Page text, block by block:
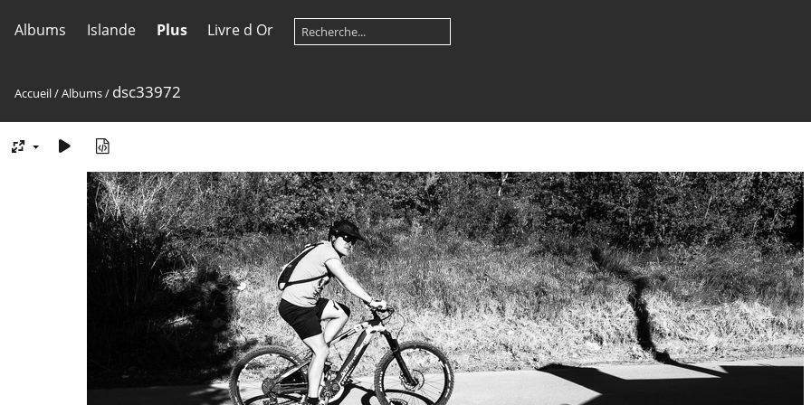
Albums Islande Plus Livre d Or
Accueil/Albums/ dsc33972